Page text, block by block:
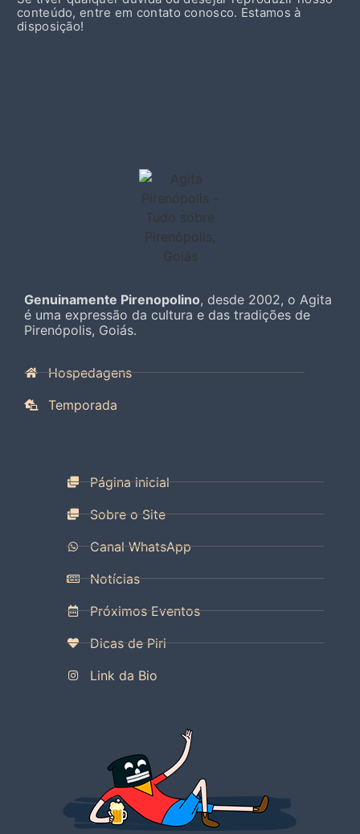
conteúdo, entre em contato conosco. Estamos à
disposição!
Genuinamente Pirenopolino, desde 2002, o Agita
é uma expressão da cultura e das tradições de
Pirenópolis, Goiás.
Hospedagens
Temporada
Página inicial
Sobre o Site
Canal WhatsApp
Notícias
Próximos Eventos
Dicas de Piri
Link da Bio